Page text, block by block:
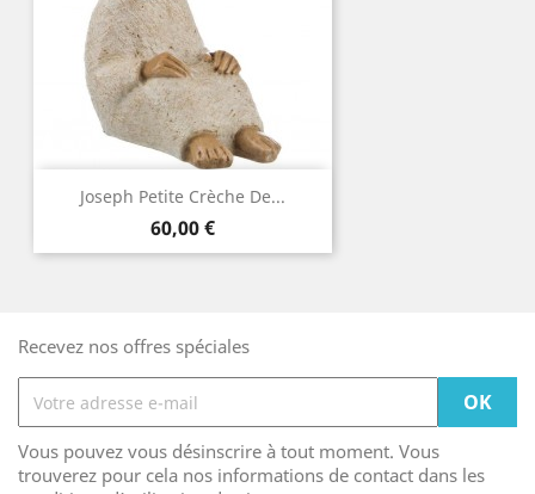
Joseph Petite Crèche De...
Prix
60,00 €
Recevez nos offres spéciales
Vous pouvez vous désinscrire à tout moment. Vous
trouverez pour cela nos informations de contact dans les